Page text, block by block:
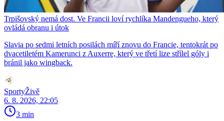
Trpišovský nemá dost. Ve Francii loví rychlíka Mandengueho, který
ovládá obranu i útok
Slavia po sedmi letních posilách míří znovu do Francie, tentokrát po
dvacetiletém Kamerunci z Auxerre, který ve třetí lize střílel góly i
bránil jako wingback.
SportyŽivě
6. 8. 2026, 22:05
3 min